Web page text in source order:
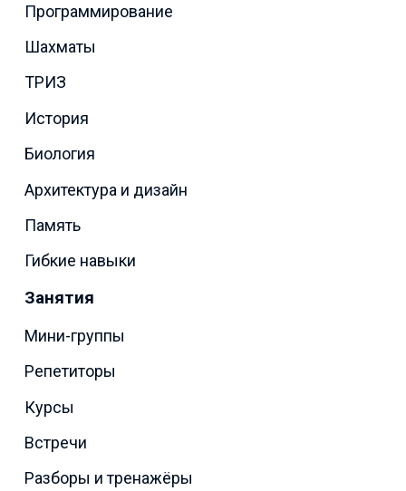
Программирование
Шахматы
ТРИЗ
История
Биология
Архитектура и дизайн
Память
Гибкие навыки
Занятия
Мини-группы
Репетиторы
Курсы
Встречи
Разборы и тренажёры